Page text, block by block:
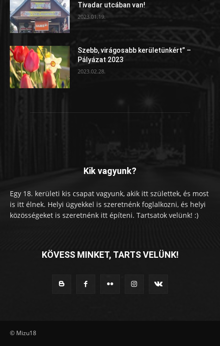
Tivadar utcában van!
2023.01.19.
Szebb, virágosabb kerületünkért” –
Pályázat 2023
2023.02.28.
Kik vagyunk?
Egy 18. kerületi kis csapat vagyunk, akik itt születtek, és most
is itt élnek. Helyi ügyekkel is szeretnénk foglalkozni, és helyi
közösségeket is szeretnénk itt építeni. Tartsatok velünk! :)
KÖVESS MINKET, TARTS VELÜNK!
© Mizu18